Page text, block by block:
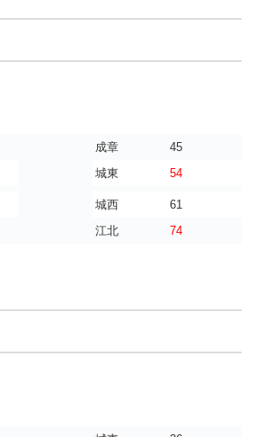
成章
45
城東 54
城西
61
江北 74